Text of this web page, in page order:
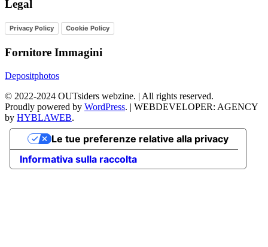
Legal
Privacy Policy Cookie Policy
Fornitore Immagini
Depositphotos
© 2022-2024 OUTsiders webzine. | All rights reserved.
Proudly powered by WordPress. | WEBDEVELOPER: AGENCY
by HYBLAWEB.
Informativa sulla raccolta
Le tue preferenze relative alla privacy